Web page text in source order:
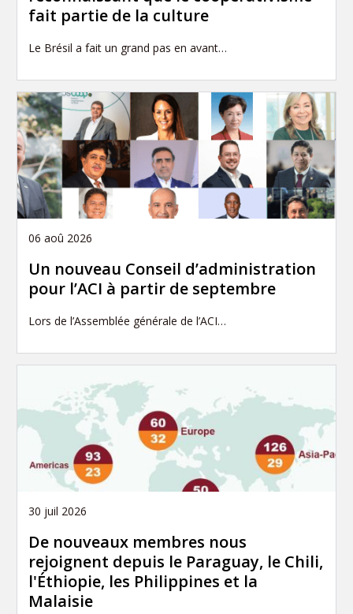
fait partie de la culture
Le Brésil a fait un grand pas en avant…
06 aoû 2026
Un nouveau Conseil d’administration
pour l’ACI à partir de septembre
Lors de l’Assemblée générale de l’ACI…
30 juil 2026
De nouveaux membres nous
rejoignent depuis le Paraguay, le Chili,
l'Éthiopie, les Philippines et la
Malaisie